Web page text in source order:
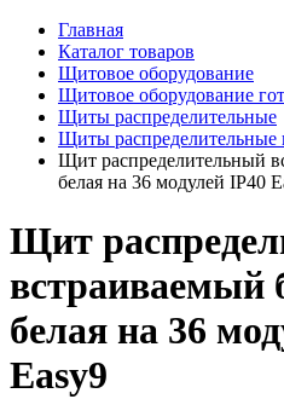
Главная
Каталог товаров
Щитовое оборудование
Щитовое оборудование
Щиты распределительные
Щиты распределительные
Щит распределительный
белая на 36 модулей IP40
Щит
встраиваемый
белая на 36
Easy9